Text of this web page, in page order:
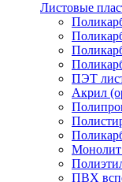
Листовые
ПЭТ
Акрил
Монолит
ПВХ